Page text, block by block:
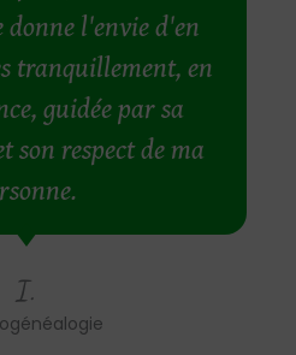
donne l'envie d'en
tranquillement, en
guidée par sa
son respect de ma
I.